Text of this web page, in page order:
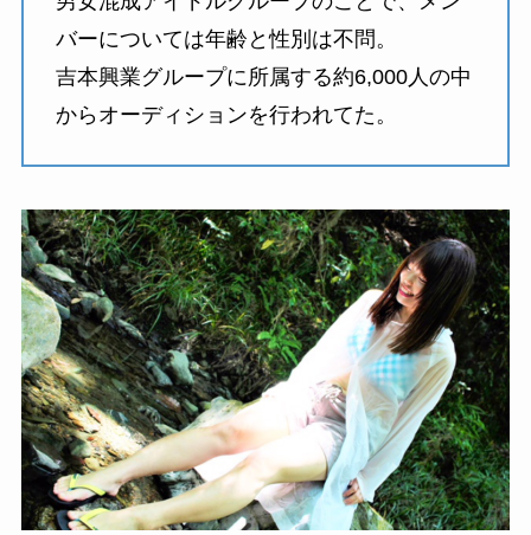
バーについては年齢と性別は不問。
吉本興業グループに所属する約6,000人の中
からオーディションを行われてた。